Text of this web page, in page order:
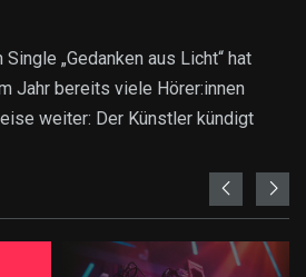
„Gedanken aus Licht“ hat
Jahr bereits viele Hörer:innen
weiter: Der Künstler kündigt